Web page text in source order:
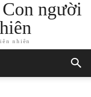
người
nhiên